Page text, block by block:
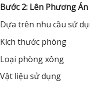
Bước 2: Lên Phương
Dựa trên nhu cầu sử
Kích thước phòng
Loại phòng xông
Vật liệu sử dụng